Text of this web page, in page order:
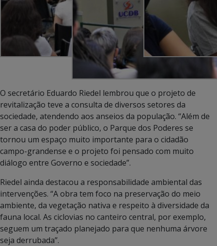
O secretário Eduardo Riedel lembrou que o projeto de
revitalização teve a consulta de diversos setores da
sociedade, atendendo aos anseios da população. “Além de
ser a casa do poder público, o Parque dos Poderes se
tornou um espaço muito importante para o cidadão
campo-grandense e o projeto foi pensado com muito
diálogo entre Governo e sociedade”.
Riedel ainda destacou a responsabilidade ambiental das
intervenções. “A obra tem foco na preservação do meio
ambiente, da vegetação nativa e respeito à diversidade da
fauna local. As ciclovias no canteiro central, por exemplo,
seguem um traçado planejado para que nenhuma árvore
seja derrubada”.